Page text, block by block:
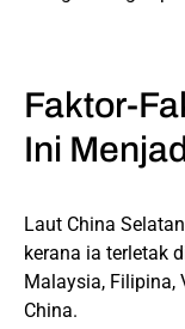
Faktor-
Ini
Laut China
kerana ia terletak
Malaysia, Filipina,
China.